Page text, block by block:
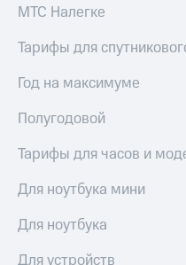
аудит
акций
Описание
приобретения
выкупа
Дивиденды
Рынок
облигаций
Описание
МТС Налегке
Тарифы для
Год на максимуме
Полугодовой
Тарифы для часов и
Для ноутбука мини
Для ноутбука
Для устройств